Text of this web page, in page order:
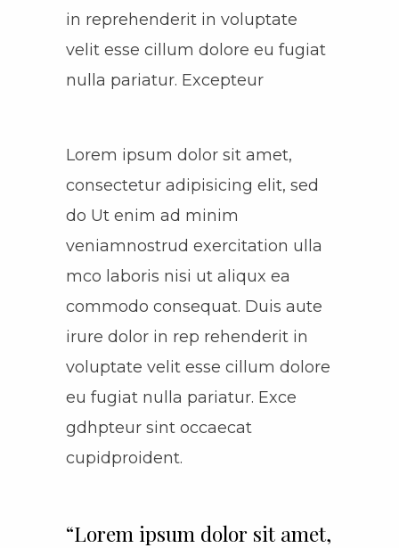
in reprehenderit in voluptate
velit esse cillum dolore eu fugiat
nulla pariatur. Excepteur
Lorem ipsum dolor sit amet,
consectetur adipisicing elit, sed
do Ut enim ad minim
veniamnostrud exercitation ulla
mco laboris nisi ut aliqux ea
commodo consequat. Duis aute
irure dolor in rep rehenderit in
voluptate velit esse cillum dolore
eu fugiat nulla pariatur. Exce
gdhpteur sint occaecat
cupidproident.
“Lorem ipsum dolor sit amet,